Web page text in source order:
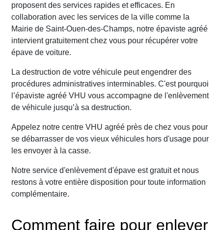
proposent des services rapides et efficaces. En
collaboration avec les services de la ville comme la
Mairie de Saint-Ouen-des-Champs, notre épaviste agréé
intervient gratuitement chez vous pour récupérer votre
épave de voiture.
La destruction de votre véhicule peut engendrer des
procédures administratives interminables. C'est pourquoi
l’épaviste agréé VHU vous accompagne de l'enlèvement
de véhicule jusqu’à sa destruction.
Appelez notre centre VHU agréé près de chez vous pour
se débarrasser de vos vieux véhicules hors d'usage pour
les envoyer à la casse.
Notre service d'enlèvement d'épave est gratuit et nous
restons à votre entière disposition pour toute information
complémentaire.
Comment faire pour enlever